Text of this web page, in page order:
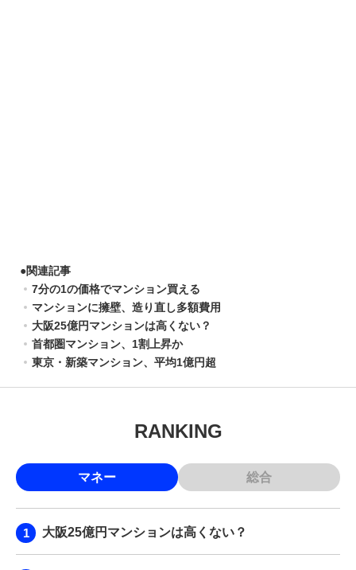
●関連記事
7分の1の価格でマンション買える
マンションに擁壁、造り直し多額費用
大阪25億円マンションは高くない？
首都圏マンション、1割上昇か
東京・新築マンション、平均1億円超
RANKING
マネー 総合
大阪25億円マンションは高くない？